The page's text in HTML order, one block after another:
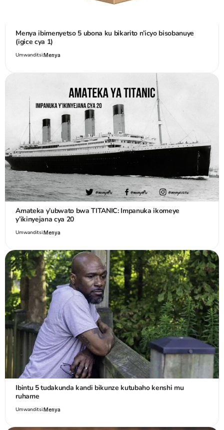
Menya ibimenyetso 5 ubona ku bikarito n’icyo bisobanuye
(igice cya 1)
Umwanditsi:Menya
Amateka y’ubwato bwa TITANIC: Impanuka ikomeye
y’ikinyejana cya 20
Umwanditsi:Menya
Ibintu 5 tudakunda kandi bikunze kutubaho kenshi mu
ruhame
Umwanditsi:Menya